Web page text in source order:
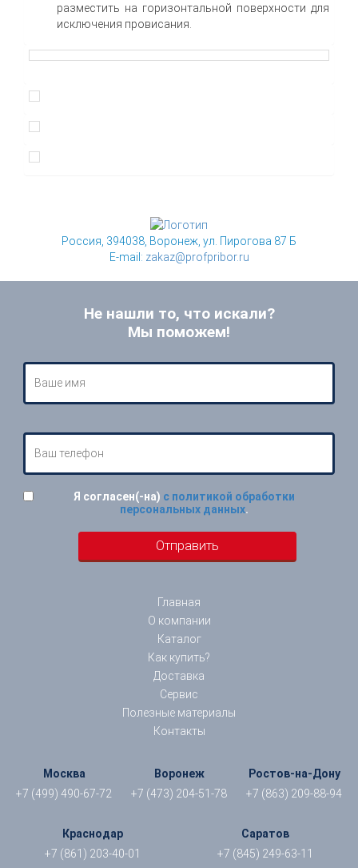
разместить на горизонтальной поверхности для
исключения провисания.
Россия, 394038, Воронеж, ул. Пирогова 87 Б
E-mail: zakaz@profpribor.ru
Не нашли то, что искали?
Мы поможем!
Я согласен(-на) с политикой обработки
персональных данных.
Главная
О компании
Каталог
Как купить?
Доставка
Сервис
Полезные материалы
Контакты
Москва
+7 (499) 490-67-72
Воронеж
+7 (473) 204-51-78
Ростов-на-Дону
+7 (863) 209-88-94
Краснодар
+7 (861) 203-40-01
Саратов
+7 (845) 249-63-11